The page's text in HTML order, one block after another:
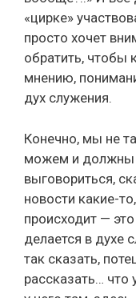
«цирке»
просто хочет
обратить, чтобы
мнению,
дух служения.
Конечно, мы не
можем и должны
выговориться,
новости какие-
происходит —
делается в духе
так сказать,
рассказать… что